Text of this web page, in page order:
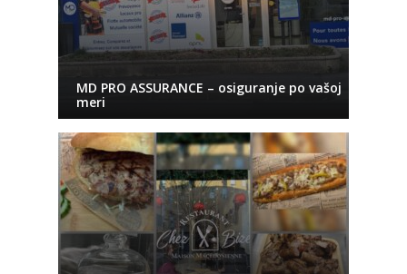
MD PRO ASSURANCE – osiguranje po vašoj
meri